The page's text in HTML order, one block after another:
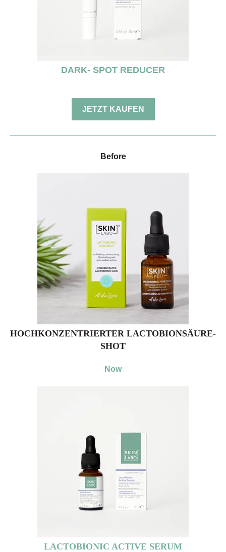
DARK- SPOT REDUCER
JETZT KAUFEN
Before
HOCHKONZENTRIERTER LACTOBIONSÄURE-
SHOT
Now
LACTOBIONIC ACTIVE SERUM